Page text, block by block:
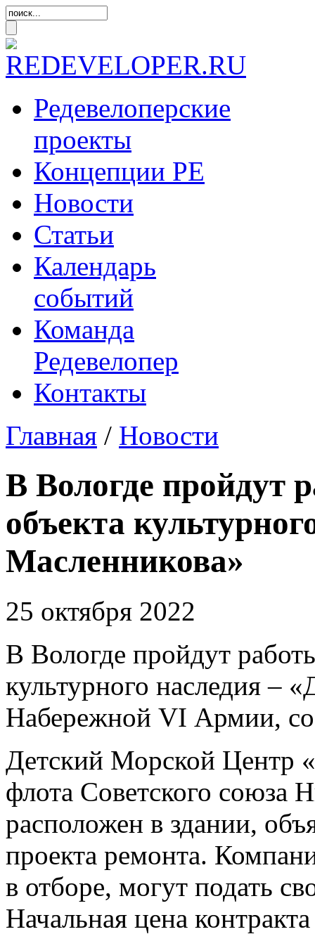
Редевелоперские
проекты
Концепции РЕ
Новости
Статьи
Календарь
событий
Команда
Редевелопер
Контакты
Главная / Новости
В Вологде пройдут
объекта
Масленникова»
25 октября 2022
В Вологде пройдут
культурного наследия –
Набережной VI Армии,
Детский Морской Центр
флота Советского союза
расположен в здании,
проекта ремонта.
в отборе, могут подать
Начальная цена